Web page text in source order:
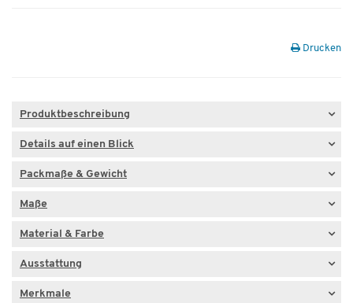
Drucken
Produktbeschreibung
Details auf einen Blick
Packmaße & Gewicht
Maße
Material & Farbe
Ausstattung
Merkmale